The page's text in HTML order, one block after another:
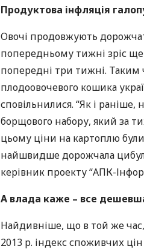
Продуктова інфляція
Овочі продовжують
попередньому тижні зріс ще
попередні три тижні. Таким
плодоовочевого кошика
сповільнилися. “Як і
борщового набору, який за
цьому ціни на картоплю
найшвидше дорожчала
керівник проекту “АПК-
А влада каже – все
Найдивніше, що в той же
2013 р. індекс споживчих